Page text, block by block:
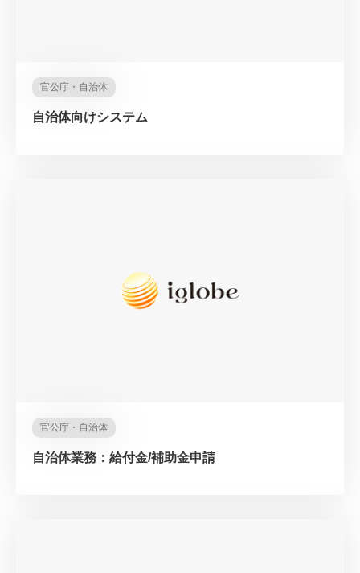
官公庁・自治体
自治体向けシステム
官公庁・自治体
自治体業務：給付金/補助金申請